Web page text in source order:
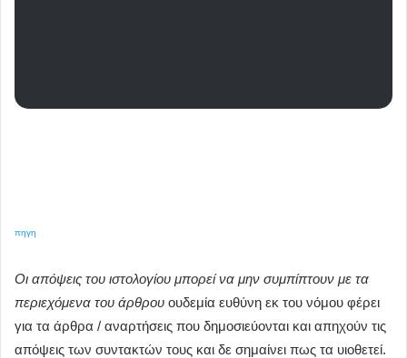
πηγη
Οι απόψεις του ιστολογίου μπορεί να μην συμπίπτουν με τα
περιεχόμενα του άρθρου ουδεμία ευθύνη εκ του νόμου φέρει
για τα άρθρα / αναρτήσεις που δημοσιεύονται και απηχούν τις
απόψεις των συντακτών τους και δε σημαίνει πως τα υιοθετεί.